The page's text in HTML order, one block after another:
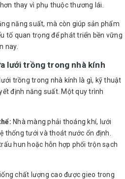
thay vì phụ thuộc thương lái.
năng suất, mà còn giúp sản phẩm
tố quan trọng để phát triển bền vững
nay.
lưới trồng trong nhà kính
trồng trong nhà kính là gì, kỹ thuật
định năng suất. Một quy trình
Nhà màng phải thoáng khí, lưới
thống tưới và thoát nước ổn định.
hun hoặc hỗn hợp phối trộn sạch
chất lượng cao được gieo trong